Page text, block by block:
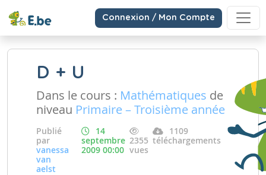
Connexion / Mon Compte
D + U
Dans le cours : Mathématiques de
niveau Primaire – Troisième année
Publié
par
vanessa
van
aelst
14
septembre
2009 00:00
2355
vues
1109
téléchargements